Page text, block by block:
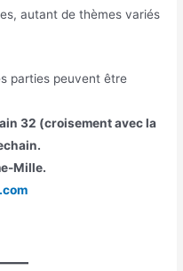
autant de thèmes variés
parties peuvent être
32 (croisement avec la
Mille.